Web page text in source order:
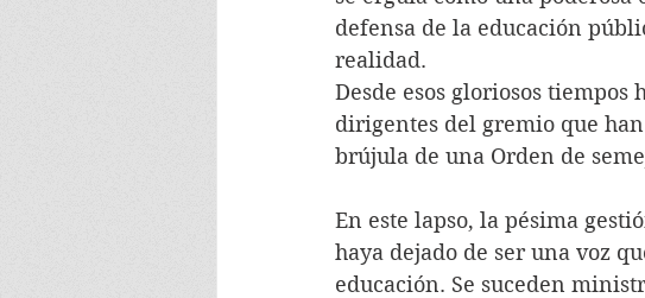
defensa de la educación
realidad.
Desde esos gloriosos tiempos
dirigentes del gremio que
brújula de una Orden de
En este lapso, la pésima
haya dejado de ser una voz
educación. Se suceden